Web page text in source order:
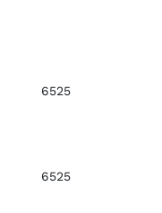
6525
6525